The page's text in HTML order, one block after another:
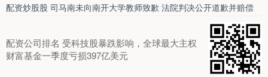
配资炒股股 司马南未向南开大学教师致歉 法院判决公开道歉并赔偿
配资公司排名 受科技股暴跌影响，全球最大主权
财富基金一季度亏损397亿美元